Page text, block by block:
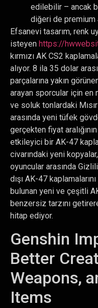
edilebilir – ancak
diğeri de premium
Efsanevi tasarım, renk
isteyen https://
kırmızı AK CS2
alıyor. 8 ila 35 dolar
parçalarına yakın
arayan sporcular için en
ve soluk tonlardaki
arasında yeni tüfek
gerçekten fiyat
etkileyici bir AK-47
civarındaki yeni
oyuncular arasında
dışı AK-47
bulunan yeni ve çeşitli
benzersiz tarzını
hitap ediyor.
Genshin
Better
Weapons,
Items